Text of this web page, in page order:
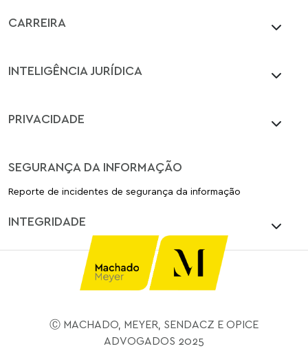
CARREIRA
INTELIGÊNCIA JURÍDICA
PRIVACIDADE
SEGURANÇA DA INFORMAÇÃO
Reporte de incidentes de segurança da informação
INTEGRIDADE
Ⓒ MACHADO, MEYER, SENDACZ E OPICE
ADVOGADOS 2025